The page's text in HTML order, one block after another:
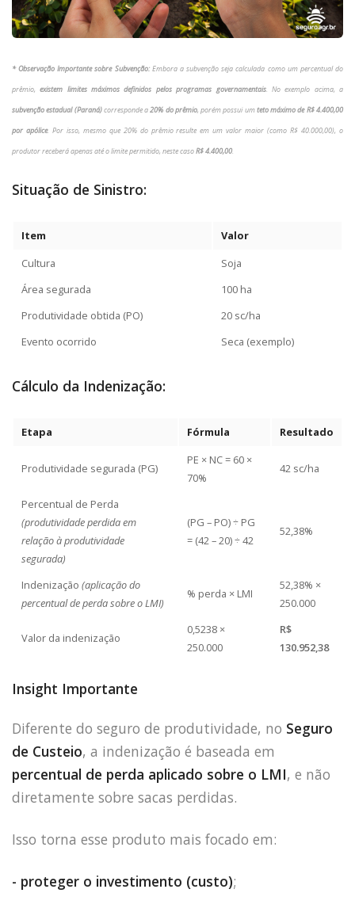
* Observação Importante sobre Subvenção: Embora a subvenção seja calculada como um percentual do
prêmio,existem limites máximos definidos pelos programas governamentais. No exemplo acima, a
subvenção estadual (Paraná)corresponde a20% do prêmio, porém possui umteto máximo de R$ 4.400,00
por apólice. Por isso, mesmo que 20% do prêmio resulte em um valor maior (como R$ 40.000,00), o
produtor receberá apenas até o limite permitido, neste casoR$ 4.400,00
Situação de Sinistro:
Item
Valor
Cultura
Soja
Área segurada
100 ha
Produtividade obtida (PO)
20 sc/ha
Evento ocorrido
Seca (exemplo)
Cálculo da Indenização:
Etapa Fórmula Resultado
Produtividade segurada (PG)
PE × NC = 60 ×
70%
42 sc/ha
Percentual de Perda
(produtividade perdida em
relação à produtividade
segurada)
(PG – PO) ÷ PG
= (42 – 20) ÷ 42
52,38%
Indenização (aplicação do
percentual de perda sobre o LMI)
% perda × LMI
52,38% ×
250.000
Valor da indenização
0,5238 ×
250.000
R$
130.952,38
Insight Importante
Diferente do seguro de produtividade, no Seguro
de Custeio, a indenização é baseada em
percentual de perda aplicado sobre o LMI, e não
diretamente sobre sacas perdidas.
Isso torna esse produto mais focado em:
- proteger o investimento (custo);